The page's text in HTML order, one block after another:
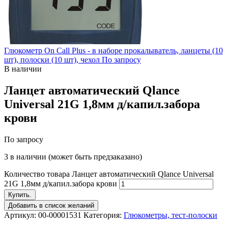
Глюкометр On Call Plus - в наборе прокалыватель, ланцеты (10
шт), полоски (10 шт), чехол По запросу
В наличии
Ланцет автоматический Qlance
Universal 21G 1,8мм д/капил.забора
крови
По запросу
3 в наличии (может быть предзаказано)
Количество товара Ланцет автоматический Qlance Universal
21G 1,8мм д/капил.забора крови
Купить.
Добавить в список желаний
Артикул: 00-00001531 Категория: Глюкометры, тест-полоски